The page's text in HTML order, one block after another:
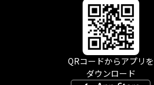
QRコードからアプリを
ダウンロード